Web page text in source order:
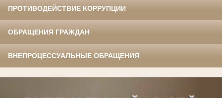
ПРОТИВОДЕЙСТВИЕ КОРРУПЦИИ
ОБРАЩЕНИЯ ГРАЖДАН
ВНЕПРОЦЕССУАЛЬНЫЕ ОБРАЩЕНИЯ